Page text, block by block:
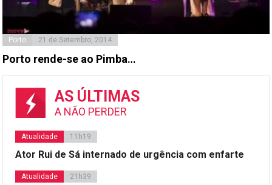
Porto 21 de Setembro, 2014
Porto rende­-se ao Pimba…
AS ÚLTIMAS
A NÃO PERDER
Atualidade 11h19
Ator Rui de Sá internado de urgência com enfarte
Atualidade 21h39